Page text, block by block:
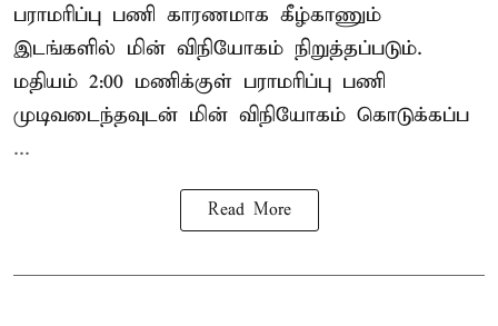
பராமரிப்பு பணி காரணமாக கீழ்காணும்
இடங்களில் மின் விநியோகம் நிறுத்தப்படும்.
மதியம் 2:00 மணிக்குள் பராமரிப்பு பணி
முடிவடைந்தவுடன் மின் விநியோகம் கொடுக்கப்ப
...
Read More